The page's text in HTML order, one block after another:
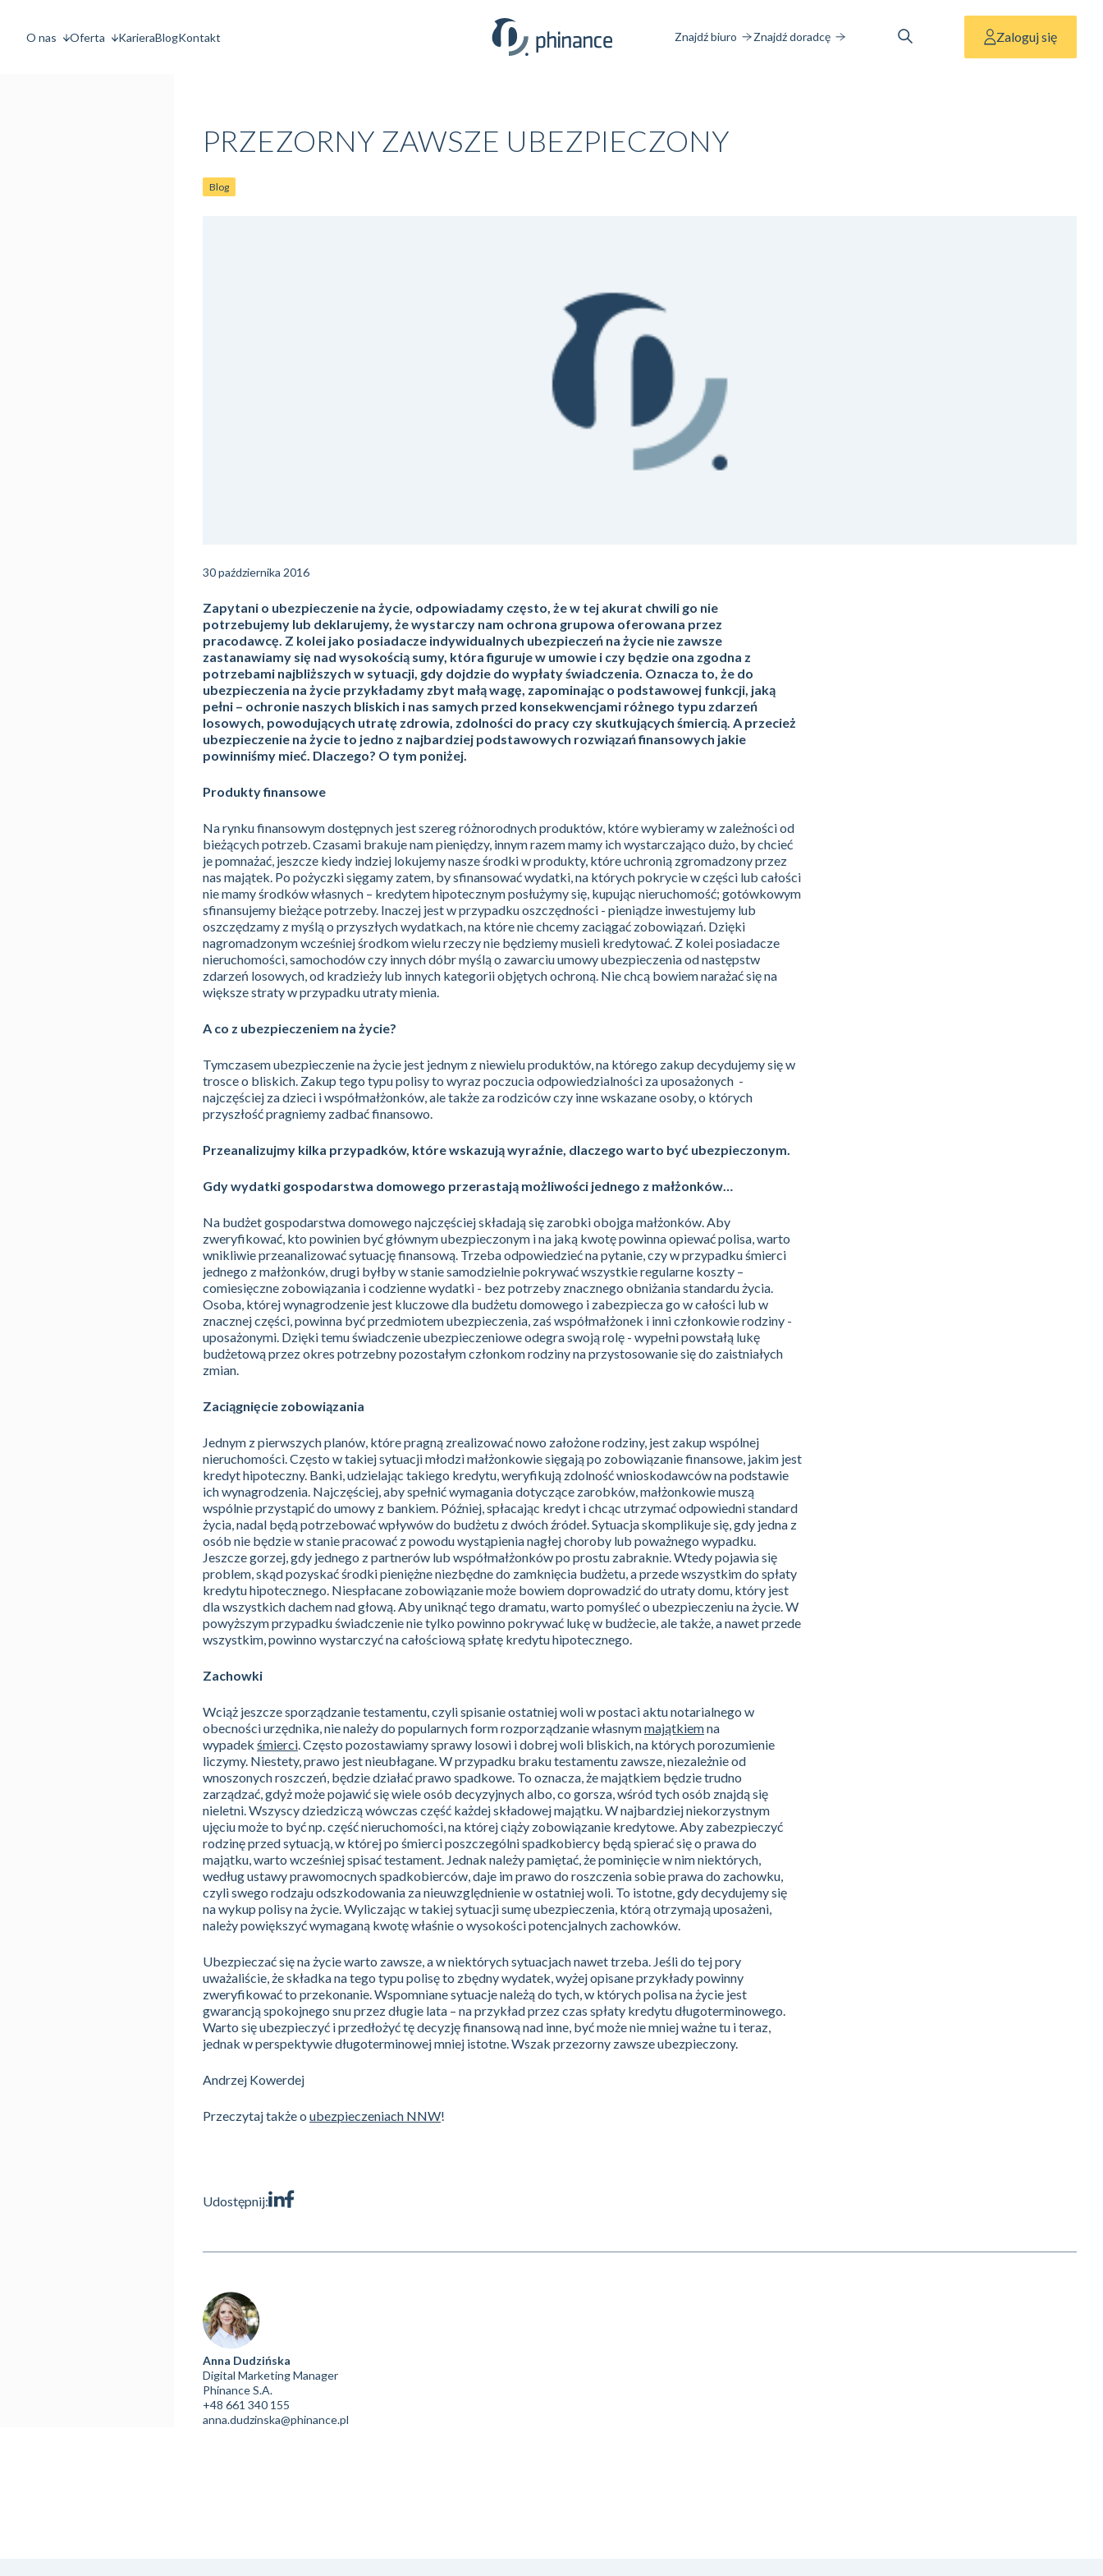
O nas Oferta KarieraBlogKontakt Znajdź biuro Znajdź doradcę Zaloguj się
PRZEZORNY ZAWSZE UBEZPIECZONY
Blog
30 października 2016
Zapytani o ubezpieczenie na życie, odpowiadamy często, że w tej akurat chwili go nie
potrzebujemy lub deklarujemy, że wystarczy nam ochrona grupowa oferowana przez
pracodawcę. Z kolei jako posiadacze indywidualnych ubezpieczeń na życie nie zawsze
zastanawiamy się nad wysokością sumy, która figuruje w umowie i czy będzie ona zgodna z
potrzebami najbliższych w sytuacji, gdy dojdzie do wypłaty świadczenia. Oznacza to, że do
ubezpieczenia na życie przykładamy zbyt małą wagę, zapominając o podstawowej funkcji, jaką
pełni – ochronie naszych bliskich i nas samych przed konsekwencjami różnego typu zdarzeń
losowych, powodujących utratę zdrowia, zdolności do pracy czy skutkujących śmiercią. A przecież
ubezpieczenie na życie to jedno z najbardziej podstawowych rozwiązań finansowych jakie
powinniśmy mieć. Dlaczego? O tym poniżej.
Produkty finansowe
Na rynku finansowym dostępnych jest szereg różnorodnych produktów, które wybieramy w zależności od
bieżących potrzeb. Czasami brakuje nam pieniędzy, innym razem mamy ich wystarczająco dużo, by chcieć
je pomnażać, jeszcze kiedy indziej lokujemy nasze środki w produkty, które uchronią zgromadzony przez
nas majątek. Po pożyczki sięgamy zatem, by sfinansować wydatki, na których pokrycie w części lub całości
nie mamy środków własnych – kredytem hipotecznym posłużymy się, kupując nieruchomość; gotówkowym
sfinansujemy bieżące potrzeby. Inaczej jest w przypadku oszczędności - pieniądze inwestujemy lub
oszczędzamy z myślą o przyszłych wydatkach, na które nie chcemy zaciągać zobowiązań. Dzięki
nagromadzonym wcześniej środkom wielu rzeczy nie będziemy musieli kredytować. Z kolei posiadacze
nieruchomości, samochodów czy innych dóbr myślą o zawarciu umowy ubezpieczenia od następstw
zdarzeń losowych, od kradzieży lub innych kategorii objętych ochroną. Nie chcą bowiem narażać się na
większe straty w przypadku utraty mienia.
A co z ubezpieczeniem na życie?
Tymczasem ubezpieczenie na życie jest jednym z niewielu produktów, na którego zakup decydujemy się w
trosce o bliskich. Zakup tego typu polisy to wyraz poczucia odpowiedzialności za uposażonych -
najczęściej za dzieci i współmałżonków, ale także za rodziców czy inne wskazane osoby, o których
przyszłość pragniemy zadbać finansowo.
Przeanalizujmy kilka przypadków, które wskazują wyraźnie, dlaczego warto być ubezpieczonym.
Gdy wydatki gospodarstwa domowego przerastają możliwości jednego z małżonków…
Na budżet gospodarstwa domowego najczęściej składają się zarobki obojga małżonków. Aby
zweryfikować, kto powinien być głównym ubezpieczonym i na jaką kwotę powinna opiewać polisa, warto
wnikliwie przeanalizować sytuację finansową. Trzeba odpowiedzieć na pytanie, czy w przypadku śmierci
jednego z małżonków, drugi byłby w stanie samodzielnie pokrywać wszystkie regularne koszty –
comiesięczne zobowiązania i codzienne wydatki - bez potrzeby znacznego obniżania standardu życia.
Osoba, której wynagrodzenie jest kluczowe dla budżetu domowego i zabezpiecza go w całości lub w
znacznej części, powinna być przedmiotem ubezpieczenia, zaś współmałżonek i inni członkowie rodziny -
uposażonymi. Dzięki temu świadczenie ubezpieczeniowe odegra swoją rolę - wypełni powstałą lukę
budżetową przez okres potrzebny pozostałym członkom rodziny na przystosowanie się do zaistniałych
zmian.
Zaciągnięcie zobowiązania
Jednym z pierwszych planów, które pragną zrealizować nowo założone rodziny, jest zakup wspólnej
nieruchomości. Często w takiej sytuacji młodzi małżonkowie sięgają po zobowiązanie finansowe, jakim jest
kredyt hipoteczny. Banki, udzielając takiego kredytu, weryfikują zdolność wnioskodawców na podstawie
ich wynagrodzenia. Najczęściej, aby spełnić wymagania dotyczące zarobków, małżonkowie muszą
wspólnie przystąpić do umowy z bankiem. Później, spłacając kredyt i chcąc utrzymać odpowiedni standard
życia, nadal będą potrzebować wpływów do budżetu z dwóch źródeł. Sytuacja skomplikuje się, gdy jedna z
osób nie będzie w stanie pracować z powodu wystąpienia nagłej choroby lub poważnego wypadku.
Jeszcze gorzej, gdy jednego z partnerów lub współmałżonków po prostu zabraknie. Wtedy pojawia się
problem, skąd pozyskać środki pieniężne niezbędne do zamknięcia budżetu, a przede wszystkim do spłaty
kredytu hipotecznego. Niespłacane zobowiązanie może bowiem doprowadzić do utraty domu, który jest
dla wszystkich dachem nad głową. Aby uniknąć tego dramatu, warto pomyśleć o ubezpieczeniu na życie. W
powyższym przypadku świadczenie nie tylko powinno pokrywać lukę w budżecie, ale także, a nawet przede
wszystkim, powinno wystarczyć na całościową spłatę kredytu hipotecznego.
Zachowki
Wciąż jeszcze sporządzanie testamentu, czyli spisanie ostatniej woli w postaci aktu notarialnego w
obecności urzędnika, nie należy do popularnych form rozporządzanie własnymmajątkiemna
wypadek śmierci. Często pozostawiamy sprawy losowi i dobrej woli bliskich, na których porozumienie
liczymy. Niestety, prawo jest nieubłagane. W przypadku braku testamentu zawsze, niezależnie od
wnoszonych roszczeń, będzie działać prawo spadkowe. To oznacza, że majątkiem będzie trudno
zarządzać, gdyż może pojawić się wiele osób decyzyjnych albo, co gorsza, wśród tych osób znajdą się
nieletni. Wszyscy dziedziczą wówczas część każdej składowej majątku. W najbardziej niekorzystnym
ujęciu może to być np. część nieruchomości, na której ciąży zobowiązanie kredytowe. Aby zabezpieczyć
rodzinę przed sytuacją, w której po śmierci poszczególni spadkobiercy będą spierać się o prawa do
majątku, warto wcześniej spisać testament. Jednak należy pamiętać, że pominięcie w nim niektórych,
według ustawy prawomocnych spadkobierców, daje im prawo do roszczenia sobie prawa do zachowku,
czyli swego rodzaju odszkodowania za nieuwzględnienie w ostatniej woli. To istotne, gdy decydujemy się
na wykup polisy na życie. Wyliczając w takiej sytuacji sumę ubezpieczenia, którą otrzymają uposażeni,
należy powiększyć wymaganą kwotę właśnie o wysokości potencjalnych zachowków.
Ubezpieczać się na życie warto zawsze, a w niektórych sytuacjach nawet trzeba. Jeśli do tej pory
uważaliście, że składka na tego typu polisę to zbędny wydatek, wyżej opisane przykłady powinny
zweryfikować to przekonanie. Wspomniane sytuacje należą do tych, w których polisa na życie jest
gwarancją spokojnego snu przez długie lata – na przykład przez czas spłaty kredytu długoterminowego.
Warto się ubezpieczyć i przedłożyć tę decyzję finansową nad inne, być może nie mniej ważne tu i teraz,
jednak w perspektywie długoterminowej mniej istotne. Wszak przezorny zawsze ubezpieczony.
Andrzej Kowerdej
Przeczytaj także o ubezpieczeniach NNW!
Udostępnij:
Anna Dudzińska
Digital Marketing Manager
Phinance S.A.
+48 661 340 155
anna.dudzinska@phinance.pl